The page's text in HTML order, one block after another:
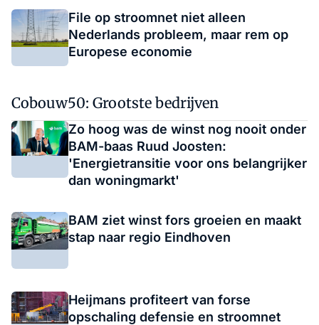
File op stroomnet niet alleen
Nederlands probleem, maar rem op
Europese economie
Cobouw50: Grootste bedrijven
Zo hoog was de winst nog nooit onder
BAM-baas Ruud Joosten:
'Energietransitie voor ons belangrijker
dan woningmarkt'
BAM ziet winst fors groeien en maakt
stap naar regio Eindhoven
Heijmans profiteert van forse
opschaling defensie en stroomnet